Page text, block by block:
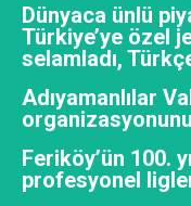
Dünyaca ünlü
Türkiye’ye özel
selamladı,
Adıyamanlılar
Feriköy’ün 100.
profesyonel